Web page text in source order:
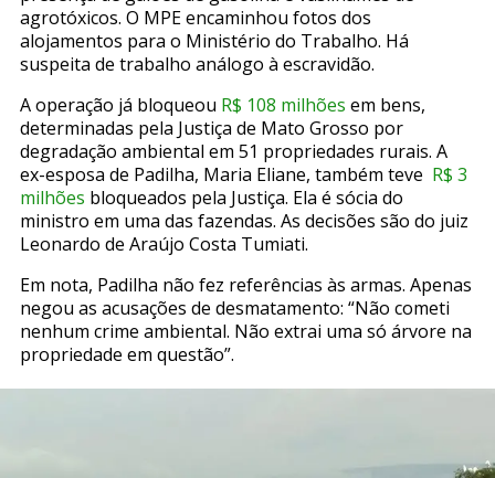
agrotóxicos. O MPE encaminhou fotos dos
alojamentos para o Ministério do Trabalho. Há
suspeita de trabalho análogo à escravidão.
A operação já bloqueou R$ 108 milhões em bens,
determinadas pela Justiça de Mato Grosso por
degradação ambiental em 51 propriedades rurais. A
ex-esposa de Padilha, Maria Eliane, também teve R$ 3
milhões bloqueados pela Justiça. Ela é sócia do
ministro em uma das fazendas. As decisões são do juiz
Leonardo de Araújo Costa Tumiati.
Em nota, Padilha não fez referências às armas. Apenas
negou as acusações de desmatamento: “Não cometi
nenhum crime ambiental. Não extrai uma só árvore na
propriedade em questão”.